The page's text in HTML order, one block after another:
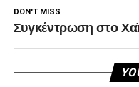
DON'T MISS
Συγκέντρωση στο